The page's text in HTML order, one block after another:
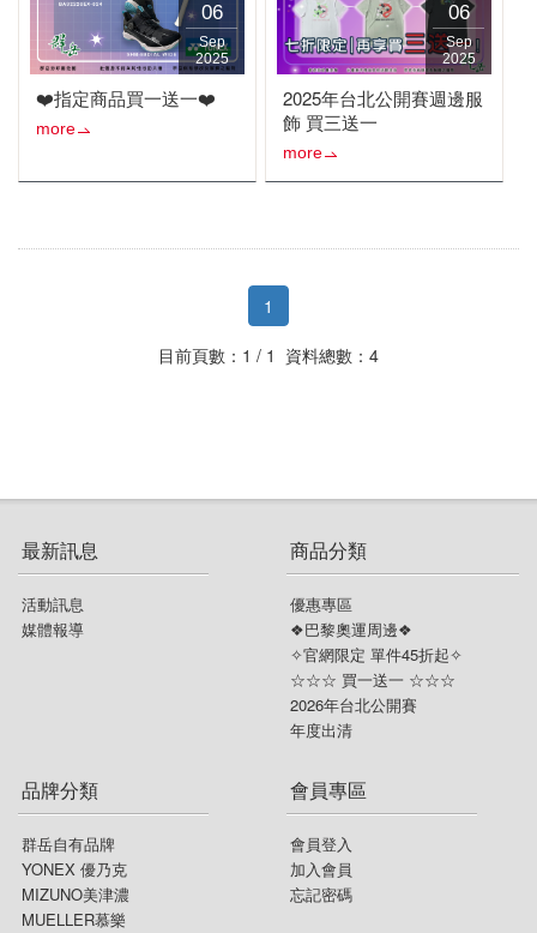
06
Sep
2025
❤️指定商品買一送一❤️
more
06
Sep
2025
2025年台北公開賽週邊服
飾 買三送一
more
1
目前頁數：1 / 1 資料總數：4
最新訊息
活動訊息
媒體報導
商品分類
優惠專區
❖巴黎奧運周邊❖
✧官網限定 單件45折起✧
☆☆☆ 買一送一 ☆☆☆
2026年台北公開賽
年度出清
品牌分類
群岳自有品牌
YONEX 優乃克
MIZUNO美津濃
MUELLER慕樂
會員專區
會員登入
加入會員
忘記密碼